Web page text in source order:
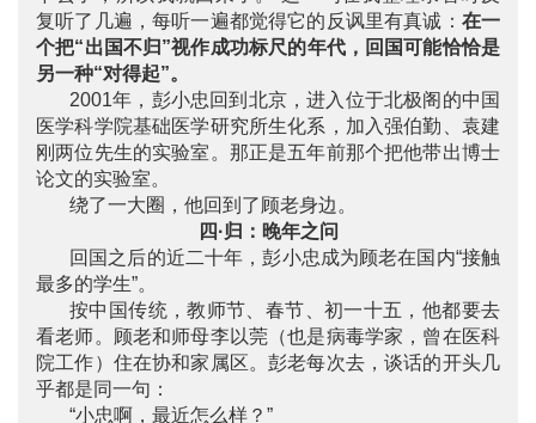
复听了几遍，每听一遍都觉得它的反讽里有真诚： 在一
个把“出国不归”视作成功标尺的年代，回国可能恰恰是
另一种“对得起”。
2001年，彭小忠回到北京，进入位于北极阁的中国
医学科学院基础医学研究所生化系，加入强伯勤、袁建
刚两位先生的实验室。那正是五年前那个把他带出博士
论文的实验室。
绕了一大圈，他回到了顾老身边。
四·归：晚年之问
回国之后的近二十年，彭小忠成为顾老在国内“接触
最多的学生”。
按中国传统，教师节、春节、初一十五，他都要去
看老师。顾老和师母李以莞（也是病毒学家，曾在医科
院工作）住在协和家属区。彭老每次去，谈话的开头几
乎都是同一句：
“小忠啊，最近怎么样？”